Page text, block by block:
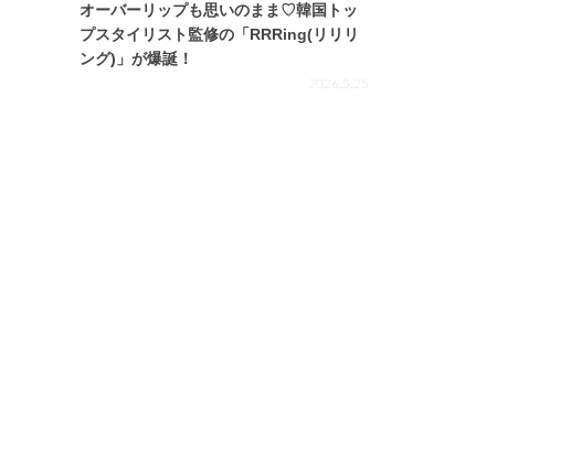
オーバーリップも思いのまま♡韓国トッ
プスタイリスト監修の「RRRing(リリリ
ング)」が爆誕！
2026.5.25